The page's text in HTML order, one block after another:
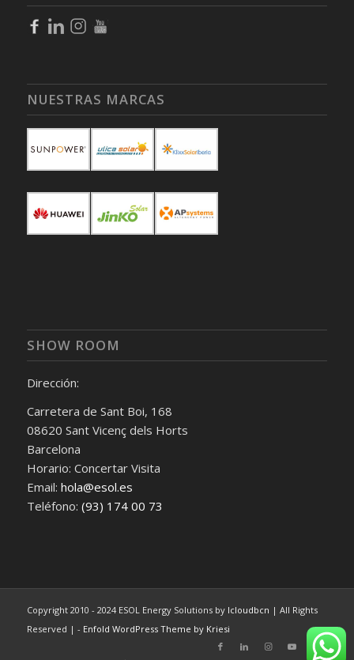
NUESTRAS MARCAS
SHOW ROOM
Dirección:
Carretera de Sant Boi, 168
08620 Sant Vicenç dels Horts
Barcelona
Horario: Concertar Visita
Email: hola@esol.es
Teléfono: (93) 174 00 73
Copyright 2010 - 2024 ESOL Energy Solutions by Icloudbcn | All Rights
Reserved | - Enfold WordPress Theme by Kriesi